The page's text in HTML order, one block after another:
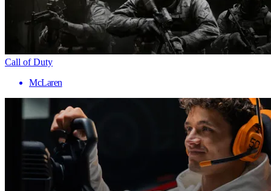
Call of Duty
McLaren